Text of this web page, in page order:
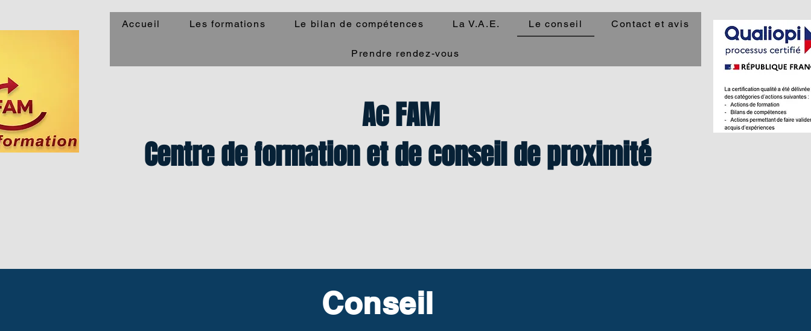
Accueil Les formations Le bilan de compétences La V.A.E. Le conseil Contact et avis
Prendre rendez-vous
Ac FAM
Centre de formation et de conseil de proximité
Conseil